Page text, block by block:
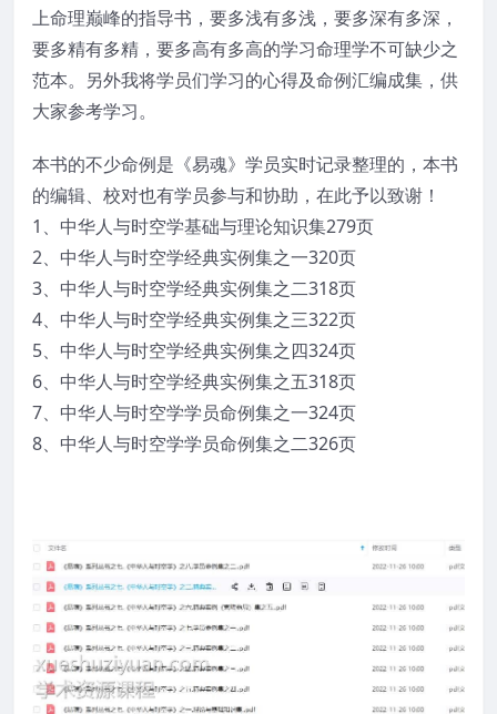
上命理巅峰的指导书，要多浅有多浅，要多深有多深，
要多精有多精，要多高有多高的学习命理学不可缺少之
范本。另外我将学员们学习的心得及命例汇编成集，供
大家参考学习。
本书的不少命例是《易魂》学员实时记录整理的，本书
的编辑、校对也有学员参与和协助，在此予以致谢！
1、中华人与时空学基础与理论知识集279页
2、中华人与时空学经典实例集之一320页
3、中华人与时空学经典实例集之二318页
4、中华人与时空学经典实例集之三322页
5、中华人与时空学经典实例集之四324页
6、中华人与时空学经典实例集之五318页
7、中华人与时空学学员命例集之一324页
8、中华人与时空学学员命例集之二326页